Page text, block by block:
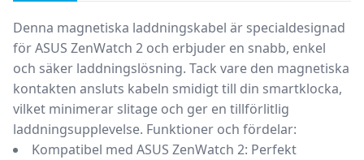
Denna magnetiska laddningskabel är specialdesignad
för ASUS ZenWatch 2 och erbjuder en snabb, enkel
och säker laddningslösning. Tack vare den magnetiska
kontakten ansluts kabeln smidigt till din smartklocka,
vilket minimerar slitage och ger en tillförlitlig
laddningsupplevelse. Funktioner och fördelar:
Kompatibel med ASUS ZenWatch 2: Perfekt